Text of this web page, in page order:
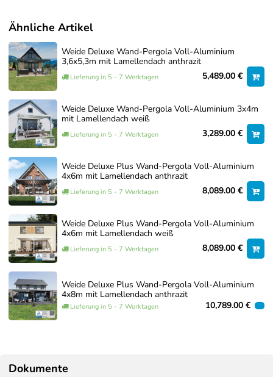
Über unseren Service-Artikel können Sie jederzeit
unverbindlich ein Angebot anfordern.
anfordern – 0€
0,00 €
Jetzt anfragen
Ähnliche Artikel
Weide Deluxe Wand-Pergola Voll-Aluminium
3,6x5,3m mit Lamellendach anthrazit
Lieferung in 5 - 7 Werktagen 5,489.00 €
Weide Deluxe Wand-Pergola Voll-Aluminium 3x4m
mit Lamellendach weiß
Lieferung in 5 - 7 Werktagen 3,289.00 €
Weide Deluxe Plus Wand-Pergola Voll-Aluminium
4x6m mit Lamellendach anthrazit
Lieferung in 5 - 7 Werktagen 8,089.00 €
Weide Deluxe Plus Wand-Pergola Voll-Aluminium
4x6m mit Lamellendach weiß
Lieferung in 5 - 7 Werktagen 8,089.00 €
Weide Deluxe Plus Wand-Pergola Voll-Aluminium
4x8m mit Lamellendach anthrazit
Lieferung in 5 - 7 Werktagen 10,789.00 €
Dokumente